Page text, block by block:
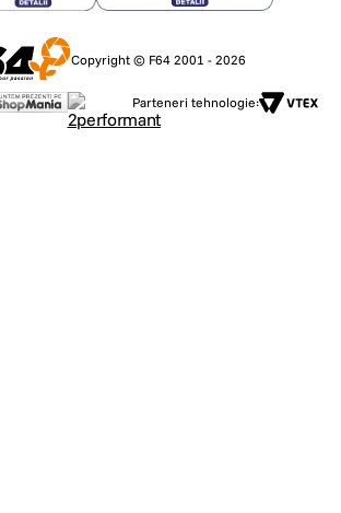
Copyright © F64 2001 - 2026
Parteneri tehnologie: